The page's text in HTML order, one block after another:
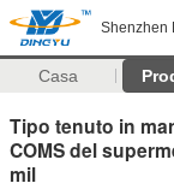
Shenzhen
Casa
Tipo tenuto in
COMS del
mil